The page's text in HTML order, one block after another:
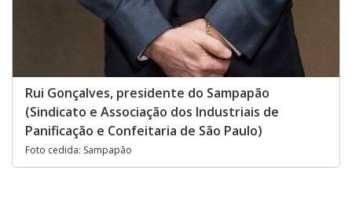
Rui Gonçalves, presidente do Sampapão
(Sindicato e Associação dos Industriais de
Panificação e Confeitaria de São Paulo)
Foto cedida: Sampapão